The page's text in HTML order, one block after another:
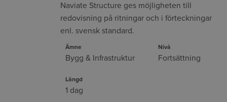
Naviate Structure ges möjligheten till
redovisning på ritningar och i förteckningar
enl. svensk standard.
Ämne
Bygg & Infrastruktur
Nivå
Fortsättning
Längd
1 dag